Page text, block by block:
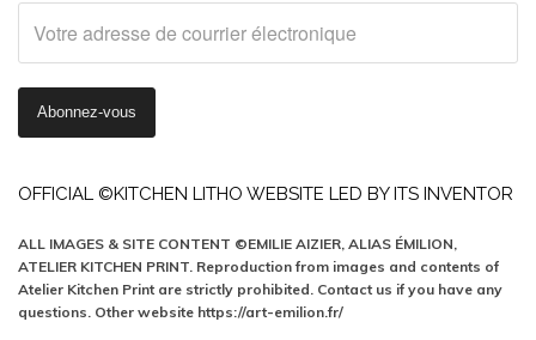
OFFICIAL ©KITCHEN LITHO WEBSITE LED BY ITS INVENTOR
ALL IMAGES & SITE CONTENT ©EMILIE AIZIER, ALIAS ÉMILION,
ATELIER KITCHEN PRINT. Reproduction from images and contents of
Atelier Kitchen Print are strictly prohibited. Contact us if you have any
questions. Other website https://art-emilion.fr/